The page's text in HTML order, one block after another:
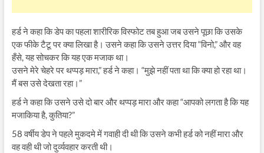
हर्ड ने कहा कि डेप का पहला शारीरिक विस्फोट तब हुआ जब उसने पूछा कि उसके
एक फीके टैटू पर क्या लिखा है। उसने कहा कि उसने उत्तर दिया “विनो,” और वह
हँसे, यह सोचकर कि यह एक मजाक था।
उसने मेरे चेहरे पर थप्पड़ मारा,” हर्ड ने कहा। “मुझे नहीं पता था कि क्या हो रहा था।
मैं बस उसे देखता रहा।”
हर्ड ने कहा कि उसने उसे दो बार और थप्पड़ मारा और कहा “आपको लगता है कि यह
मजाकिया है, कुतिया?”
58 वर्षीय डेप ने पहले मुकदमे में गवाही दी थी कि उसने कभी हर्ड को नहीं मारा और
वह वही थी जो दुर्व्यवहार करती थी।